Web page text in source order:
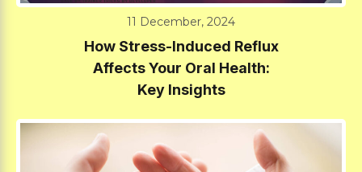
11 December, 2024
How Stress-Induced Reflux
Affects Your Oral Health:
Key Insights